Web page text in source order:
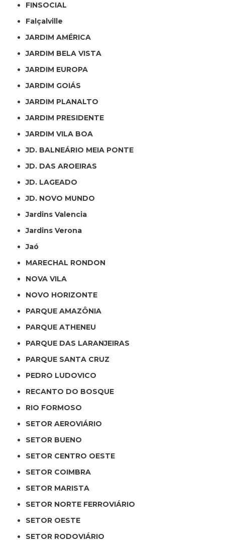
FINSOCIAL
Falçalville
JARDIM AMÉRICA
JARDIM BELA VISTA
JARDIM EUROPA
JARDIM GOIÁS
JARDIM PLANALTO
JARDIM PRESIDENTE
JARDIM VILA BOA
JD. BALNEÁRIO MEIA PONTE
JD. DAS AROEIRAS
JD. LAGEADO
JD. NOVO MUNDO
Jardins Valencia
Jardins Verona
Jaó
MARECHAL RONDON
NOVA VILA
NOVO HORIZONTE
PARQUE AMAZÔNIA
PARQUE ATHENEU
PARQUE DAS LARANJEIRAS
PARQUE SANTA CRUZ
PEDRO LUDOVICO
RECANTO DO BOSQUE
RIO FORMOSO
SETOR AEROVIÁRIO
SETOR BUENO
SETOR CENTRO OESTE
SETOR COIMBRA
SETOR MARISTA
SETOR NORTE FERROVIÁRIO
SETOR OESTE
SETOR RODOVIÁRIO